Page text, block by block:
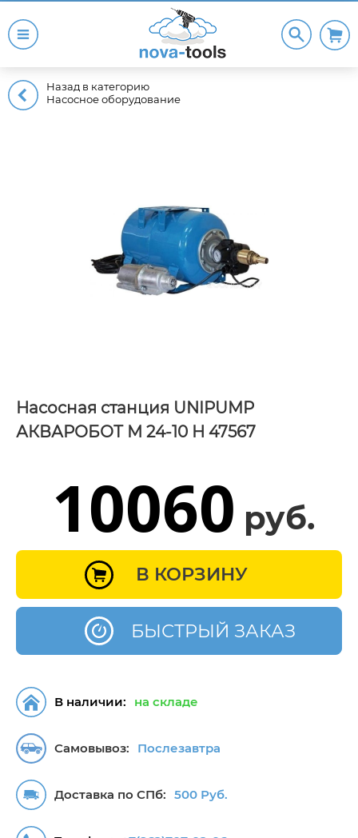
Назад в категорию
Насосное оборудование
Насосная станция UNIPUMP
АКВАРОБОТ М 24-10 Н 47567
10060 руб.
БЫСТРЫЙ ЗАКАЗ
В КОРЗИНУ
Самовывоз: Послезавтра
Доставка по СПб: 500 Руб.
В наличии: на складе